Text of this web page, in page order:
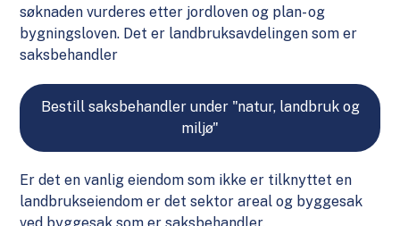
søknaden vurderes etter jordloven og plan- og
bygningsloven. Det er landbruksavdelingen som er
saksbehandler
Bestill saksbehandler under "natur, landbruk og
miljø"
Er det en vanlig eiendom som ikke er tilknyttet en
landbrukseiendom er det sektor areal og byggesak